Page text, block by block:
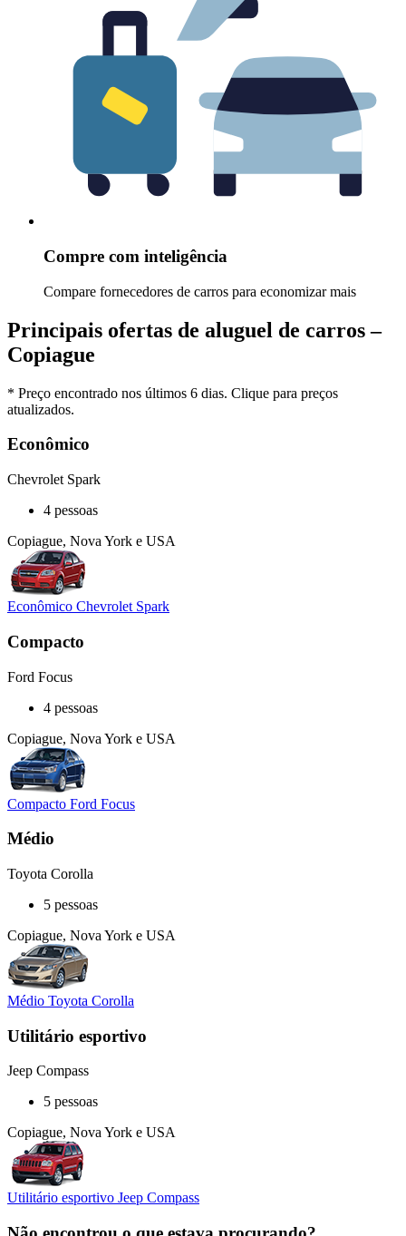
Compre com inteligência
Compare fornecedores de carros para economizar mais
Principais ofertas de aluguel de carros –
Copiague
* Preço encontrado nos últimos 6 dias. Clique para preços
atualizados.
Econômico
Chevrolet Spark
4 pessoas
Copiague, Nova York e USA
Econômico Chevrolet Spark
Compacto
Ford Focus
4 pessoas
Copiague, Nova York e USA
Compacto Ford Focus
Médio
Toyota Corolla
5 pessoas
Copiague, Nova York e USA
Médio Toyota Corolla
Utilitário esportivo
Jeep Compass
5 pessoas
Copiague, Nova York e USA
Utilitário esportivo Jeep Compass